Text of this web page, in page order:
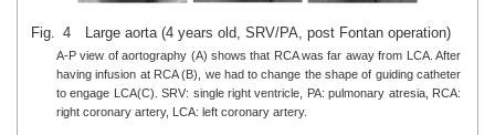
Fig. 4 Large aorta (4 years old, SRV/PA, post Fontan operation)
A-P view of aortography (A) shows that RCA was far away from LCA. After
having infusion at RCA (B), we had to change the shape of guiding catheter
to engage LCA(C). SRV: single right ventricle, PA: pulmonary atresia, RCA:
right coronary artery, LCA: left coronary artery.